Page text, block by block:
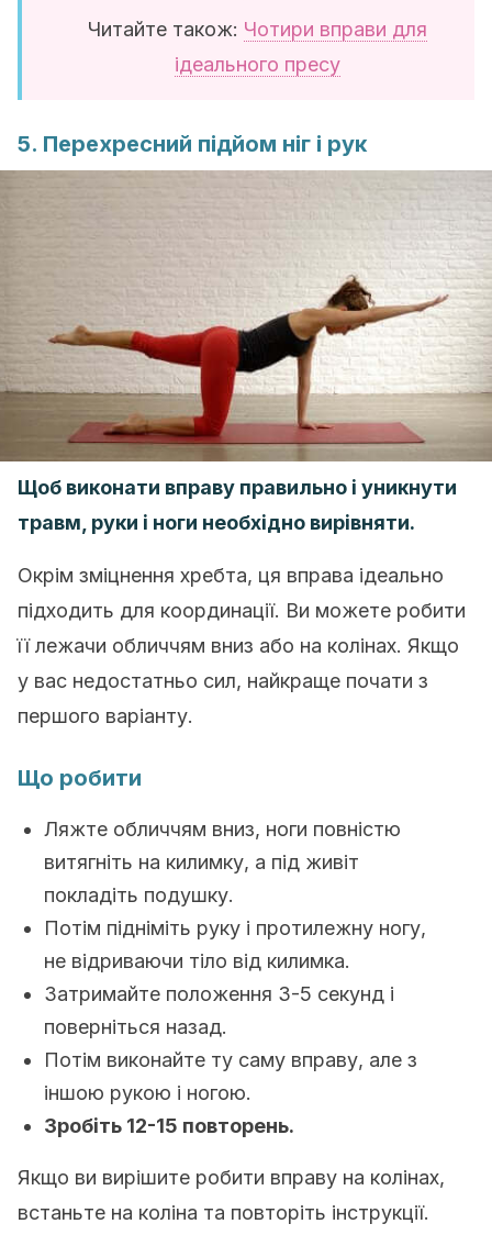
Читайте також: Чотири вправи для
ідеального пресу
5. Перехресний підйом ніг і рук
Щоб виконати вправу правильно і уникнути
травм, руки і ноги необхідно вирівняти.
Окрім зміцнення хребта, ця вправа ідеально
підходить для координації. Ви можете робити
її лежачи обличчям вниз або на колінах. Якщо
у вас недостатньо сил, найкраще почати з
першого варіанту.
Що робити
Ляжте обличчям вниз, ноги повністю
витягніть на килимку, а під живіт
покладіть подушку.
Потім підніміть руку і протилежну ногу,
не відриваючи тіло від килимка.
Затримайте положення 3-5 секунд і
поверніться назад.
Потім виконайте ту саму вправу, але з
іншою рукою і ногою.
Зробіть 12-15 повторень.
Якщо ви вирішите робити вправу на колінах,
встаньте на коліна та повторіть інструкції.